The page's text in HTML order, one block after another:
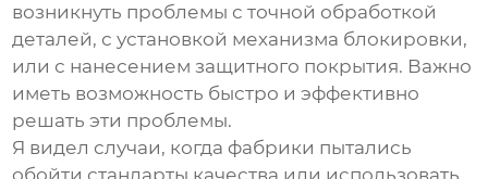
возникнуть проблемы с точной обработкой
деталей, с установкой механизма блокировки,
или с нанесением защитного покрытия. Важно
иметь возможность быстро и эффективно
решать эти проблемы.
Я видел случаи, когда фабрики пытались